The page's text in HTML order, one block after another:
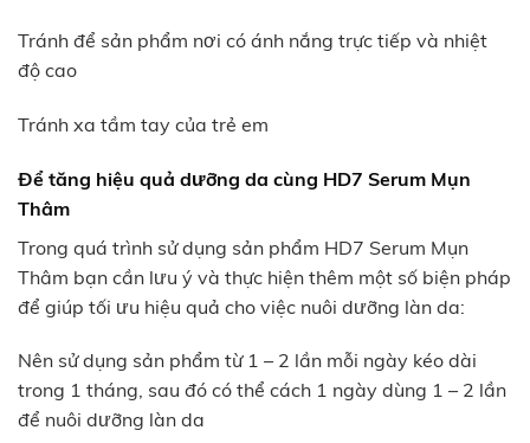
Tránh để sản phẩm nơi có ánh nắng trực tiếp và nhiệt
độ cao
Tránh xa tầm tay của trẻ em
Để tăng hiệu quả dưỡng da cùng HD7 Serum Mụn
Thâm
Trong quá trình sử dụng sản phẩm HD7 Serum Mụn
Thâm bạn cần lưu ý và thực hiện thêm một số biện pháp
để giúp tối ưu hiệu quả cho việc nuôi dưỡng làn da:
Nên sử dụng sản phẩm từ 1 – 2 lần mỗi ngày kéo dài
trong 1 tháng, sau đó có thể cách 1 ngày dùng 1 – 2 lần
để nuôi dưỡng làn da